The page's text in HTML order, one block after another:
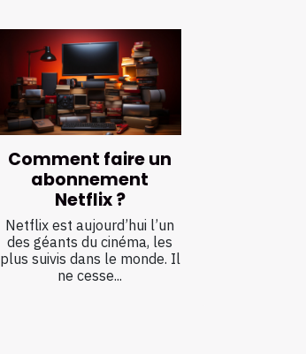
Comment faire un
abonnement
Netflix ?
Netflix est aujourd’hui l’un
des géants du cinéma, les
plus suivis dans le monde. Il
ne cesse...